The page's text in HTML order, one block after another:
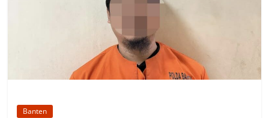
Banten